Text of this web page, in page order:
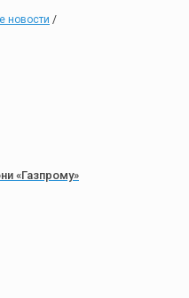
новости /
«Газпрому»